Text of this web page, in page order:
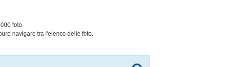
foto.
navigare tra l'elenco delle foto.